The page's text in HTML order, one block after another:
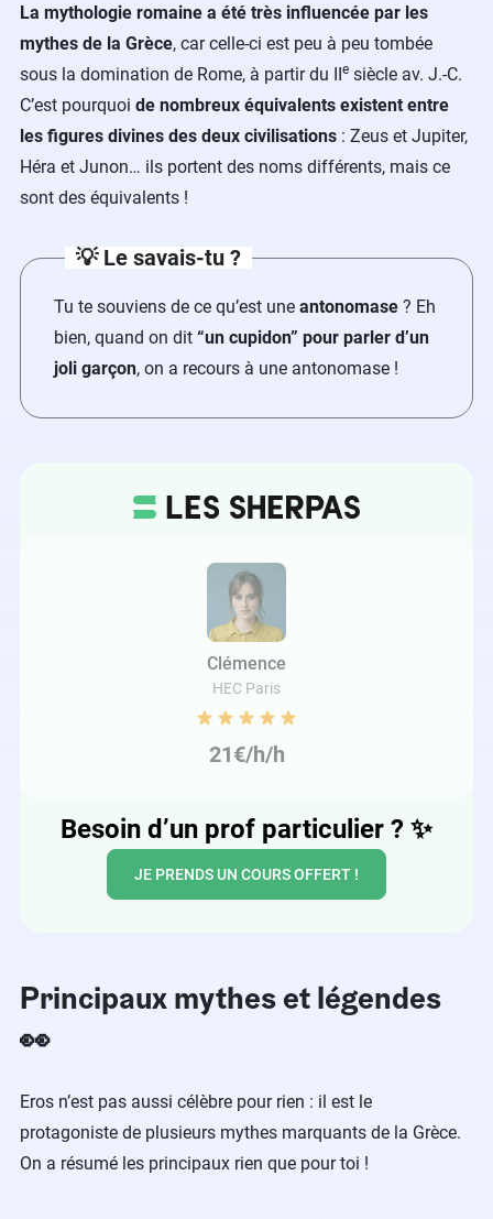
La mythologie romaine a été très influencée par les
mythes de la Grèce, car celle-ci est peu à peu tombée
sous la domination de Rome, à partir du IIe siècle av. J.-C.
C’est pourquoi de nombreux équivalents existent entre
les figures divines des deux civilisations : Zeus et Jupiter,
Héra et Junon… ils portent des noms différents, mais ce
sont des équivalents !
💡 Le savais-tu ?
Tu te souviens de ce qu’est une antonomase ? Eh
bien, quand on dit “un cupidon” pour parler d’un
joli garçon, on a recours à une antonomase !
Clémence
HEC Paris
21€/h/h
Besoin d’un prof particulier ? ✨
JE PRENDS UN COURS OFFERT !
Principaux mythes et légendes
👀
Eros n’est pas aussi célèbre pour rien : il est le
protagoniste de plusieurs mythes marquants de la Grèce.
On a résumé les principaux rien que pour toi !